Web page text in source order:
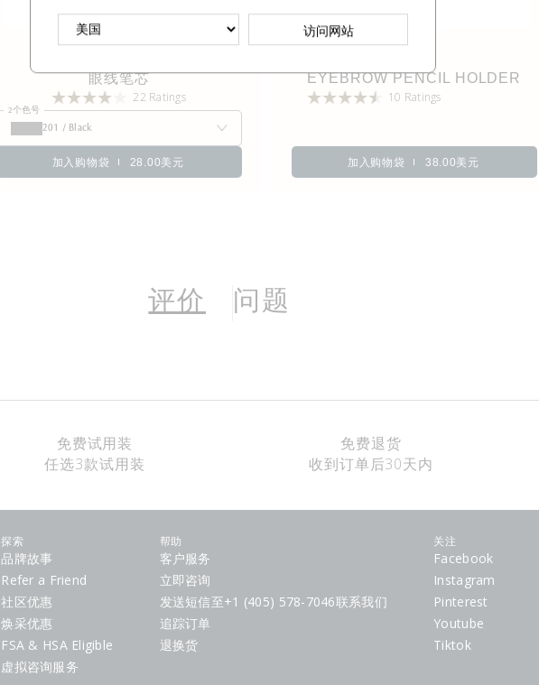
眼线笔芯
22 Ratings
2个色号
201 / Black
加入购物袋 28.00美元
EYEBROW PENCIL HOLDER
10 Ratings
加入购物袋 38.00美元
评价 问题
免费试用装
任选3款试用装
免费退货
收到订单后30天内
探索
品牌故事
Refer a Friend
社区优惠
焕采优惠
FSA & HSA Eligible
虚拟咨询服务
帮助
客户服务
立即咨询
发送短信至+1 (405) 578-7046联系我们
追踪订单
退换货
关注
Facebook
Instagram
Pinterest
Youtube
Tiktok
访问网站